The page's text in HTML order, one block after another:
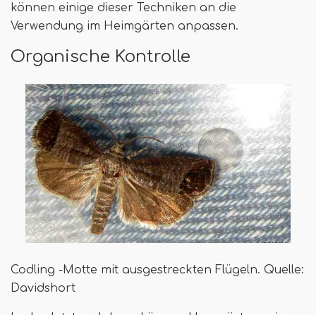
können einige dieser Techniken an die
Verwendung im Heimgärten anpassen.
Organische Kontrolle
Codling -Motte mit ausgestreckten Flügeln. Quelle:
Davidshort